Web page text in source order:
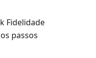
Fidelidade
passos